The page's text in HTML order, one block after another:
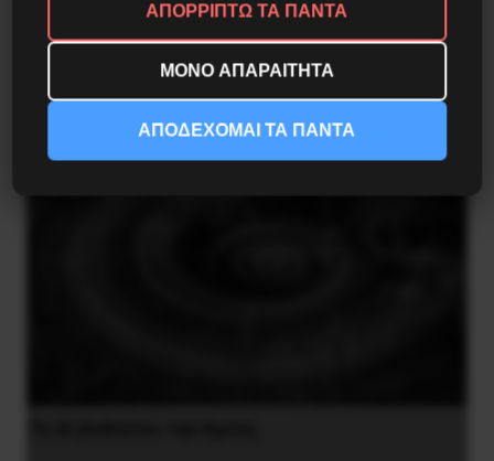
ιμπεριαλιστική σχισμή της ιστορίας
ΑΠΟΡΡΙΠΤΩ ΤΑ ΠΑΝΤΑ
ΜΟΝΟ ΑΠΑΡΑΙΤΗΤΑ
ΑΠΟΔΕΧΟΜΑΙ ΤΑ ΠΑΝΤΑ